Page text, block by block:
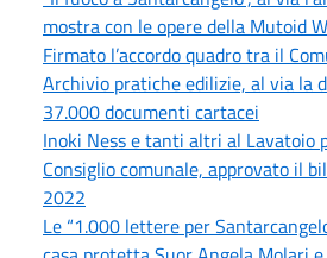
mostra con le opere della Mutoid
Firmato l’accordo quadro tra il
Archivio pratiche edilizie, al via la
37.000 documenti cartacei
Inoki Ness e tanti altri al Lavatoio
Consiglio comunale, approvato il
2022
Le “1.000 lettere per